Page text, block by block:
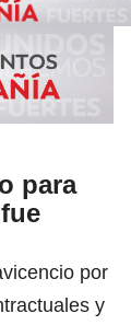
para
por
y